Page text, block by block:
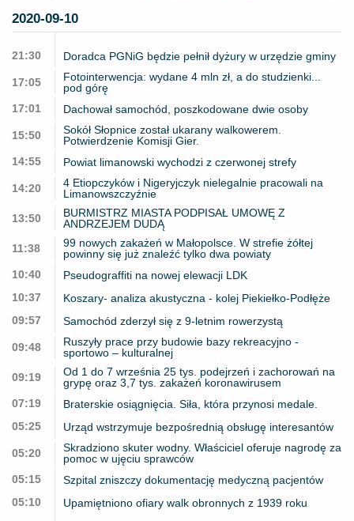
2020-09-10
21:30 Doradca PGNiG będzie pełnił dyżury w urzędzie gminy
17:05
Fotointerwencja: wydane 4 mln zł, a do studzienki...
pod górę
17:01
Dachował samochód, poszkodowane dwie osoby
15:50
Sokół Słopnice został ukarany walkowerem.
Potwierdzenie Komisji Gier.
14:55
Powiat limanowski wychodzi z czerwonej strefy
14:20
4 Etiopczyków i Nigeryjczyk nielegalnie pracowali na
Limanowszczyźnie
13:50
BURMISTRZ MIASTA PODPISAŁ UMOWĘ Z
ANDRZEJEM DUDĄ
11:38
99 nowych zakażeń w Małopolsce. W strefie żółtej
powinny się już znaleźć tylko dwa powiaty
10:40
Pseudograffiti na nowej elewacji LDK
10:37
Koszary- analiza akustyczna - kolej Piekiełko-Podłęże
09:57
Samochód zderzył się z 9-letnim rowerzystą
09:48
Ruszyły prace przy budowie bazy rekreacyjno -
sportowo – kulturalnej
09:19
Od 1 do 7 września 25 tys. podejrzeń i zachorowań na
grypę oraz 3,7 tys. zakażeń koronawirusem
07:19
Braterskie osiągnięcia. Siła, która przynosi medale.
05:25
Urząd wstrzymuje bezpośrednią obsługę interesantów
05:20
Skradziono skuter wodny. Właściciel oferuje nagrodę za
pomoc w ujęciu sprawców
05:15
Szpital zniszczy dokumentację medyczną pacjentów
05:10
Upamiętniono ofiary walk obronnych z 1939 roku